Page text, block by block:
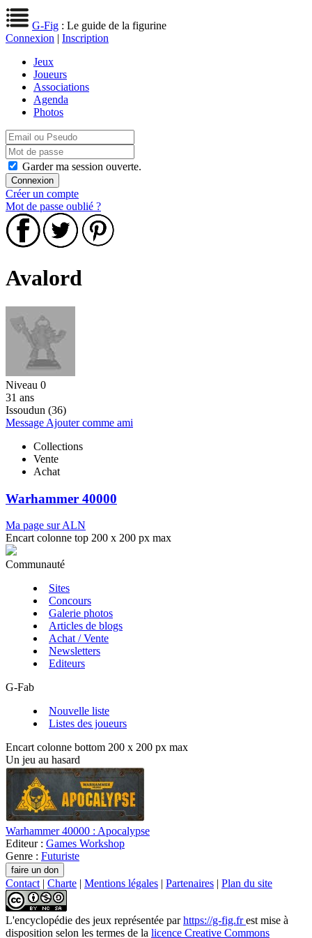
G-Fig : Le guide de la figurine
Connexion | Inscription
Jeux
Joueurs
Associations
Agenda
Photos
Garder ma session ouverte.
Créer un compte
Mot de passe oublié ?
Avalord
Niveau 0
31 ans
Issoudun (36)
Message Ajouter comme ami
Collections
Vente
Achat
Warhammer 40000
Ma page sur ALN
Encart colonne top 200 x 200 px max
Communauté
Sites
Concours
Galerie photos
Articles de blogs
Achat / Vente
Newsletters
Editeurs
G-Fab
Nouvelle liste
Listes des joueurs
Encart colonne bottom 200 x 200 px max
Un jeu au hasard
Warhammer 40000 : Apocalypse
Editeur : Games Workshop
Genre : Futuriste
Contact | Charte | Mentions légales | Partenaires | Plan du site
L'encyclopédie des jeux représentée parhttps://g-fig.frest mise à
disposition selon les termes de la licence Creative Commons